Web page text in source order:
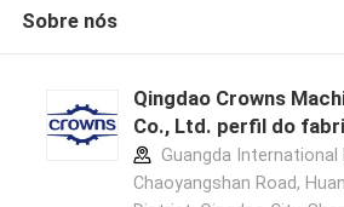
Sobre nós
Qingdao Crowns
Co., Ltd. perfil do
Guangda International
Chaoyangshan Road,